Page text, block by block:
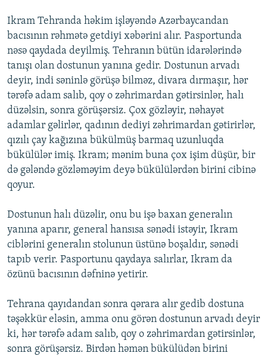
Ikram Tehranda həkim işləyəndə Azərbaycandan
bacısının rəhmətə getdiyi xəbərini alır. Pasportunda
nəsə qaydada deyilmiş. Tehranın bütün idarələrində
tanışı olan dostunun yanına gedir. Dostunun arvadı
deyir, indi səninlə görüşə bilməz, divara dırmaşır, hər
tərəfə adam salıb, qoy o zəhrimardan gətirsinlər, halı
düzəlsin, sonra görüşərsiz. Çox gözləyir, nəhayət
adamlar gəlirlər, qadının dediyi zəhrimardan gətirirlər,
qızılı çay kağızına bükülmüş barmaq uzunluqda
bükülülər imiş. Ikram; mənim buna çox işim düşür, bir
də gələndə gözləməyim deyə bükülülərdən birini cibinə
qoyur.
Dostunun halı düzəlir, onu bu işə baxan generalın
yanına aparır, general hansısa sənədi istəyir, Ikram
ciblərini generalın stolunun üstünə boşaldır, sənədi
tapıb verir. Pasportunu qaydaya salırlar, Ikram da
özünü bacısının dəfninə yetirir.
Tehrana qayıdandan sonra qərara alır gedib dostuna
təşəkkür eləsin, amma onu görən dostunun arvadı deyir
ki, hər tərəfə adam salıb, qoy o zəhrimardan gətirsinlər,
sonra görüşərsiz. Birdən həmən bükülüdən birini